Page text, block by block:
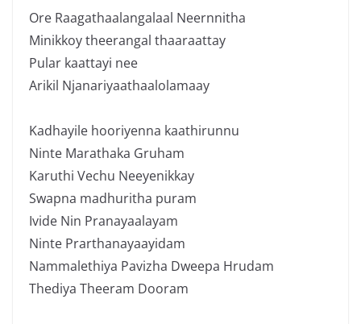
Ore Raagathaalangalaal Neernnitha
Minikkoy theerangal thaaraattay
Pular kaattayi nee
Arikil Njanariyaathaalolamaay
Kadhayile hooriyenna kaathirunnu
Ninte Marathaka Gruham
Karuthi Vechu Neeyenikkay
Swapna madhuritha puram
Ivide Nin Pranayaalayam
Ninte Prarthanayaayidam
Nammalethiya Pavizha Dweepa Hrudam
Thediya Theeram Dooram